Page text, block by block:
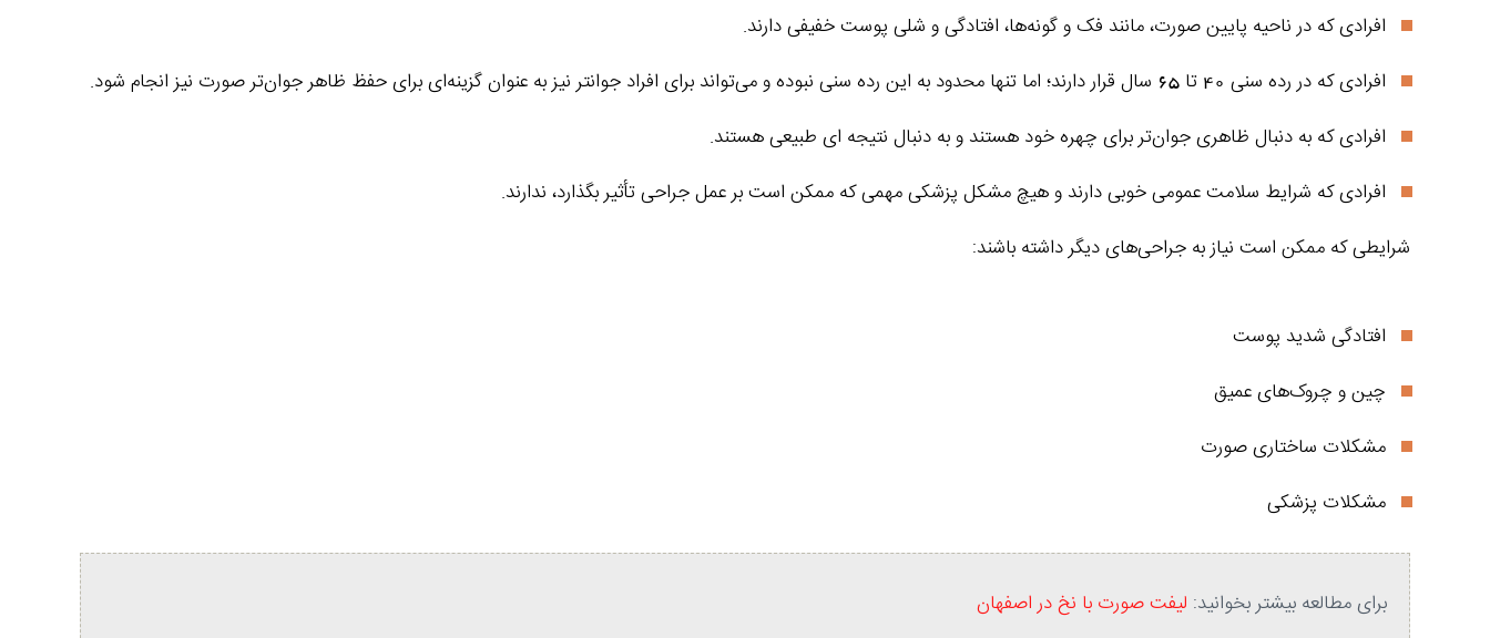
افرادی که در ناحیه پایین صورت، مانند فک و گونه‌ها، افتادگی و شلی پوست خفیفی دارند.
افرادی که در رده سنی 40 تا 65 سال قرار دارند؛ اما تنها محدود به این رده سنی نبوده و می‌تواند برای افراد جوانتر نیز به عنوان گزینه‌ای برای حفظ ظاهر جوان‌تر صورت نیز انجام شود.
افرادی که به دنبال ظاهری جوان‌تر برای چهره خود هستند و به دنبال نتیجه ای طبیعی هستند.
افرادی که شرایط سلامت عمومی خوبی دارند و هیچ مشکل پزشکی مهمی که ممکن است بر عمل جراحی تأثیر بگذارد، ندارند.
شرایطی که ممکن است نیاز به جراحی‌های دیگر داشته باشند:
افتادگی شدید پوست
چین و چروک‌های عمیق
مشکلات ساختاری صورت
مشکلات پزشکی
برای مطالعه بیشتر بخوانید: لیفت صورت با نخ در اصفهان